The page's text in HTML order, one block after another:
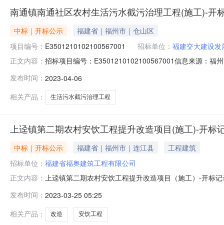
南通镇南通社区农村生活污水截污治理工程(施工)-开
中标｜开标公示
福建省｜福州市｜仓山区
项目编号： E3501210102100567001 招标单位： 福建交大建设发
正文内容： 招标项目编号：E3501210102100567001信息来源：福
录表二开标情况记录表三签章打印南通镇南通社区农村
发布时间： 2023-04-06
相关产品：
生活污水截污治理工程
上迳镇第二期农村安饮工程提升改造项目(施工)-开标
中标｜开标公示 福建省｜福州市｜连江县
工程建筑
招标单位： 福建省福奥建筑工程有限公司
正文内容： 上迳镇第二期农村安饮工程提升改造项目（施工）-开标
师注册编号投标保证金（元）投标报价（元）质量目标
体成员：福建北极光建设有限公
发布时间： 2023-03-25 05:25
相关产品：
改造 安饮工程